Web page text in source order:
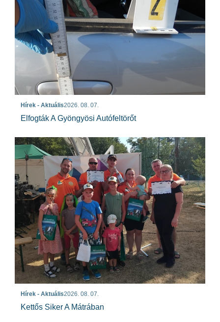
Hírek - Aktuális2026. 08. 07.
Elfogták A Gyöngyösi Autófeltörőt
Hírek - Aktuális2026. 08. 07.
Kettős Siker A Mátrában